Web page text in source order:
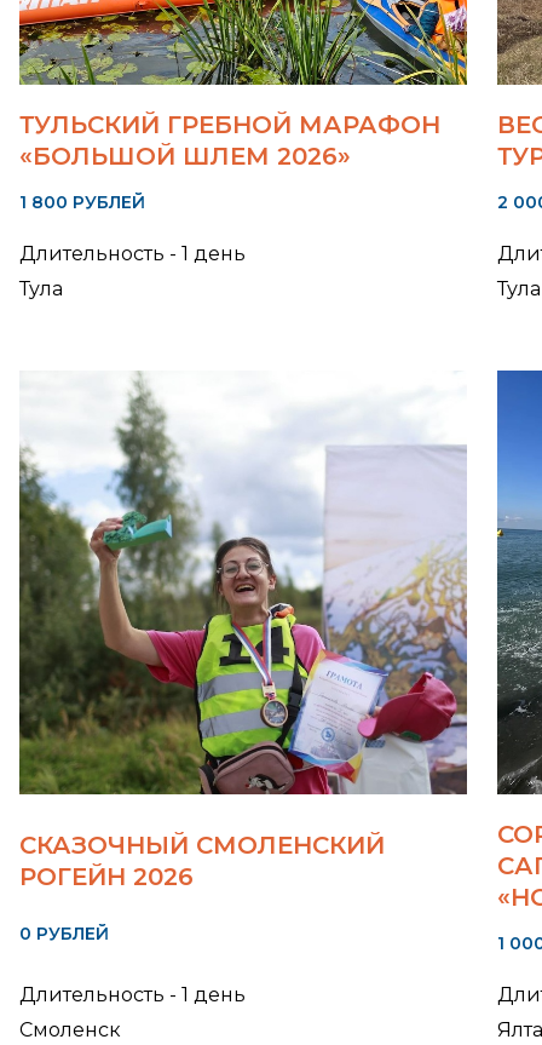
ТУЛЬСКИЙ ГРЕБНОЙ МАРАФОН
«БОЛЬШОЙ ШЛЕМ 2026»
1 800 РУБЛЕЙ
Длительность - 1 день
Тула
2
Тула
СКАЗОЧНЫЙ СМОЛЕНСКИЙ
РОГЕЙН 2026
0 РУБЛЕЙ
Длительность - 1 день
Смоленск
1